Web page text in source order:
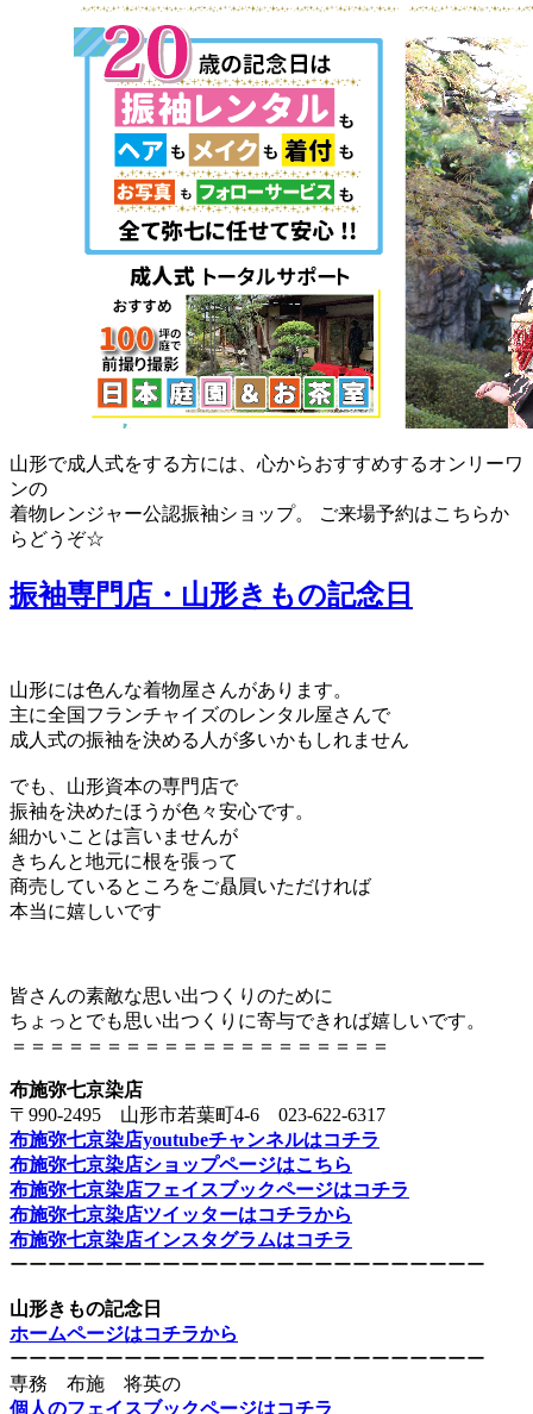
山形で成人式をする方には、心からおすすめするオンリーワ
ンの
着物レンジャー公認振袖ショップ。 ご来場予約はこちらか
らどうぞ☆
振袖専門店・山形きもの記念日
山形には色んな着物屋さんがあります。
主に全国フランチャイズのレンタル屋さんで
成人式の振袖を決める人が多いかもしれません
でも、山形資本の専門店で
振袖を決めたほうが色々安心です。
細かいことは言いませんが
きちんと地元に根を張って
商売しているところをご贔屓いただければ
本当に嬉しいです
皆さんの素敵な思い出つくりのために
ちょっとでも思い出つくりに寄与できれば嬉しいです。
＝＝＝＝＝＝＝＝＝＝＝＝＝＝＝＝＝＝＝＝
布施弥七京染店
〒990-2495 山形市若葉町4-6 023-622-6317
布施弥七京染店youtubeチャンネルはコチラ
布施弥七京染店ショップページはこちら
布施弥七京染店フェイスブックページはコチラ
布施弥七京染店ツイッターはコチラから
布施弥七京染店インスタグラムはコチラ
ーーーーーーーーーーーーーーーーーーーーーーーーー
山形きもの記念日
ホームページはコチラから
ーーーーーーーーーーーーーーーーーーーーーーーーー
専務 布施 将英の
個人のフェイスブックページはコチラ